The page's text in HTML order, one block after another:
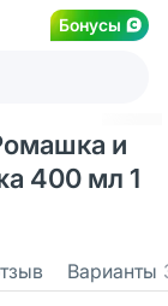
Бонусы
и
400 мл 1
Варианты